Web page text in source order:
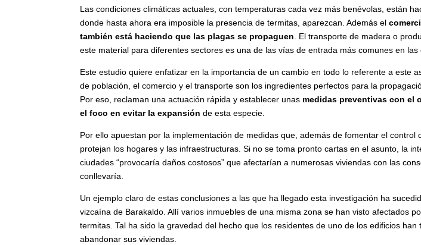
Las condiciones climáticas actuales, con temperaturas cada vez más benévolas, están
donde hasta ahora era imposible la presencia de termitas, aparezcan. Además el
también está haciendo que las plagas se propaguen . El transporte de madera o
este material para diferentes sectores es una de las vías de entrada más comunes en las
Este estudio quiere enfatizar en la importancia de un cambio en todo lo referente a este
de población, el comercio y el transporte son los ingredientes perfectos para la
Por eso, reclaman una actuación rápida y establecer unas medidas preventivas con el
el foco en evitar la expansión de esta especie.
Por ello apuestan por la implementación de medidas que, además de fomentar el control
protejan los hogares y las infraestructuras. Si no se toma pronto cartas en el asunto, la
ciudades “provocaría daños costosos” que afectarían a numerosas viviendas con las
conllevaría.
Un ejemplo claro de estas conclusiones a las que ha llegado esta investigación ha
vizcaína de Barakaldo. Allí varios inmuebles de una misma zona se han visto afectados
termitas. Tal ha sido la gravedad del hecho que los residentes de uno de los edificios han
abandonar sus viviendas.